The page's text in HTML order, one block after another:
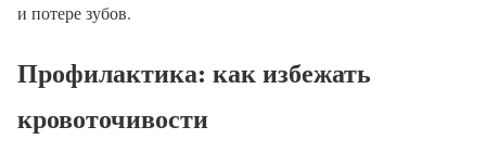
и потере зубов.
Профилактика: как избежать
кровоточивости